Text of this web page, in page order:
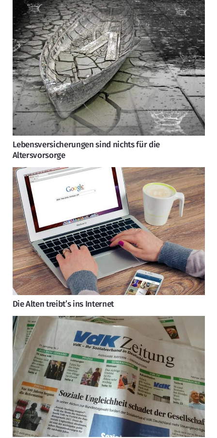
Lebensversicherungen sind nichts für die
Altersvorsorge
Die Alten treibt’s ins Internet